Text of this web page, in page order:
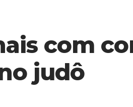
com
judô